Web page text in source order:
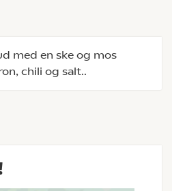
med en ske og mos
chili og salt..